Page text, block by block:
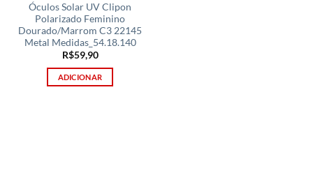
Óculos Solar UV Clipon
Polarizado Feminino
Dourado/Marrom C3 22145
Metal Medidas_54.18.140
R$59,90
ADICIONAR